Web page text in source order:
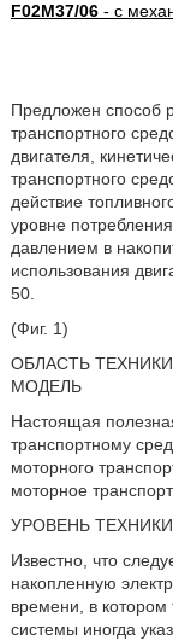
F02M37/06- с
Предложен способ
транспортного
двигателя,
транспортного
действие
уровне
давлением в
использования
50.
(Фиг. 1)
ОБЛАСТЬ
МОДЕЛЬ
Настоящая
транспортному
моторного
моторное
УРОВЕНЬ ТЕХНИКИ
Известно, что
накопленную
времени, в котором
системы иногда